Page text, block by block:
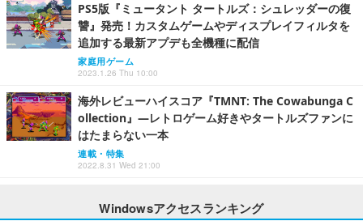
PS5版『ミュータント タートルズ：シュレッダーの復
讐』発売！カスタムゲームやディスプレイフィルタを
追加する最新アプデも全機種に配信
家庭用ゲーム
2023.1.26 Thu 10:00
海外レビューハイスコア『TMNT: The Cowabunga C
ollection』―レトロゲーム好きやタートルズファンに
はたまらない一本
連載・特集
2022.8.31 Wed 21:00
Windowsアクセスランキング